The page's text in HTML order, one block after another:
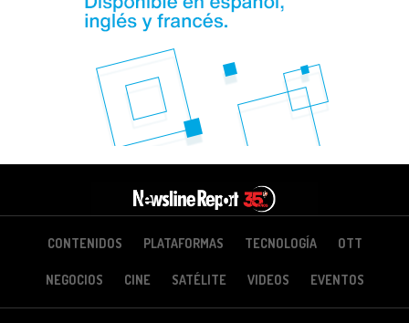
CONTENIDOS PLATAFORMAS TECNOLOGÍA OTT
NEGOCIOS CINE SATÉLITE VIDEOS EVENTOS